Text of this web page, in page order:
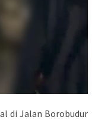
di Jalan Borobudur